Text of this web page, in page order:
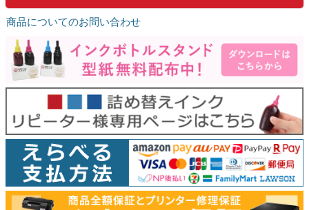
商品についてのお問い合わせ